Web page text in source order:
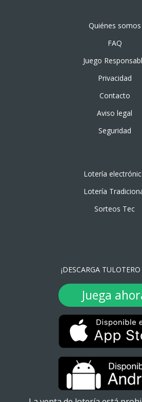
Quiénes somos
FAQ
Juego
Privacidad
Contacto
Aviso legal
Seguridad
Lotería
Lotería
Sorteos Tec
¡DESCARGA
Juega